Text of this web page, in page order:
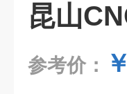
昆山
参考价： ￥